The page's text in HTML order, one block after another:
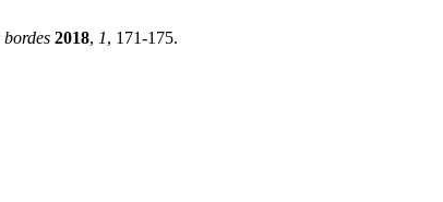
bordes 2018, 1, 171-175.